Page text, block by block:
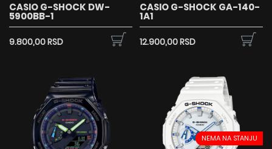
CASIO G-SHOCK DW-
5900BB-1
9.800,00 RSD
CASIO G-SHOCK GA-140-
1A1
12.900,00 RSD
NEMA NA STANJU